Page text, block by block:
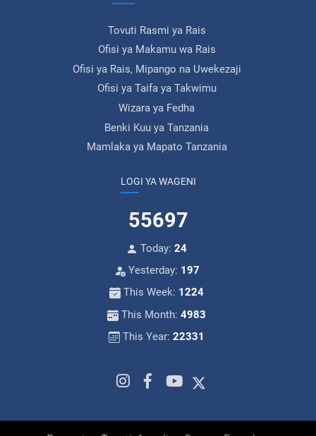
Tovuti Rasmi ya Rais
Ofisi ya Makamu wa Rais
Ofisi ya Rais, Mipango na Uwekezaji
Ofisi ya Taifa ya Takwimu
Wizara ya Fedha
Benki Kuu ya Tanzania
Mamlaka ya Mapato Tanzania
LOGI YA WAGENI
55697
Today:24
Yesterday: 197
This Week: 1224
This Month:4983
This Year:22331